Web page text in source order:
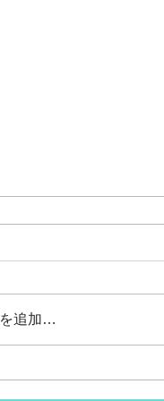
🍑夏の遠足～内川ス
合わせ～！ 「バス
」と思ったら、あれっ何
追加…